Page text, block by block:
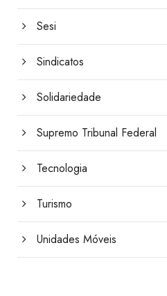
Sesi
Sindicatos
Solidariedade
Supremo Tribunal Federal
Tecnologia
Turismo
Unidades Móveis